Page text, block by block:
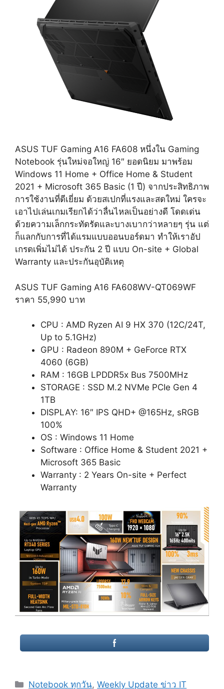
ASUS TUF Gaming A16 FA608 หนึ่งใน Gaming
Notebook รุ่นใหม่จอใหญ่ 16″ ยอดนิยม มาพร้อม
Windows 11 Home + Office Home & Student
2021 + Microsoft 365 Basic (1 ปี) จากประสิทธิภาพ
การใช้งานที่ดีเยี่ยม ด้วยสเปกที่แรงและสดใหม่ ใครจะ
เอาไปเล่นเกมเรียกได้ว่าลื่นไหลเป็นอย่างดี โดดเด่น
ด้วยความเล็กกระทัดรัดและบางเบากว่าหลายๆ รุ่น แต่
ก็แลกกับการที่ได้แรมแบบออนบอร์ดมา ทำให้เราอัป
เกรดเพิ่มไม่ได้ ประกัน 2 ปี แบบ On-site + Global
Warranty และประกันอุบัติเหตุ
ASUS TUF Gaming A16 FA608WV-QT069WF
ราคา 55,990 บาท
CPU : AMD Ryzen AI 9 HX 370 (12C/24T,
Up to 5.1GHz)
GPU : Radeon 890M + GeForce RTX
4060 (6GB)
RAM : 16GB LPDDR5x Bus 7500MHz
STORAGE : SSD M.2 NVMe PCIe Gen 4
1TB
DISPLAY: 16″ IPS QHD+ @165Hz, sRGB
100%
OS : Windows 11 Home
Software : Office Home & Student 2021 +
Microsoft 365 Basic
Warranty : 2 Years On-site + Perfect
Warranty
Categories
Notebook ทุกวัน,Weekly Update ข่าว IT